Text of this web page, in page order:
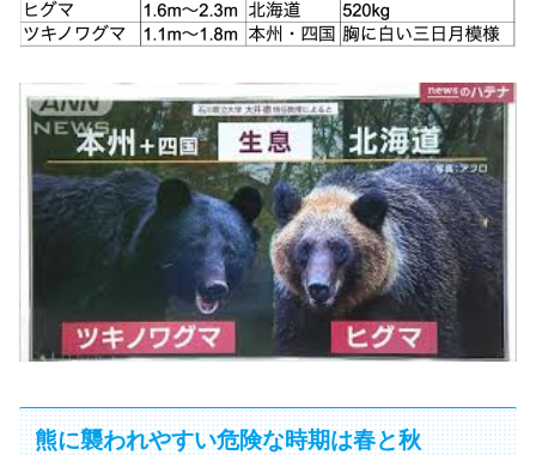
熊に襲われやすい危険な時期は春と秋